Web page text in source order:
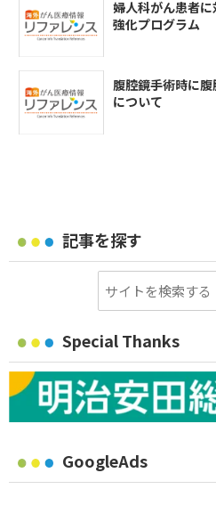
婦人科がん患者
強化プログラム
腹腔鏡手術時に
について
記事を探す
Special Thanks
GoogleAds